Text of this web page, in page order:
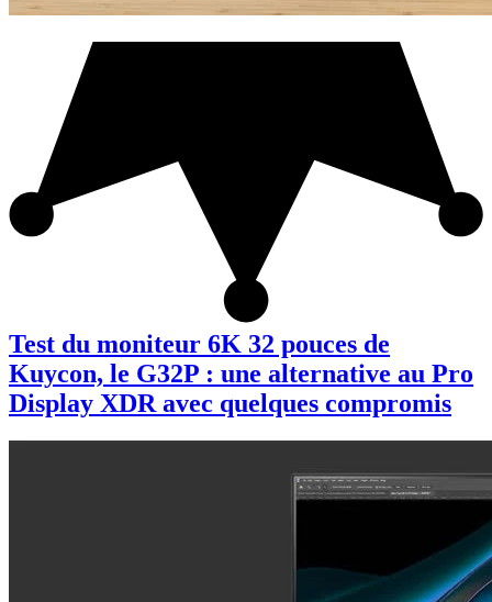
Test du moniteur 6K 32 pouces de
Kuycon, le G32P : une alternative au Pro
Display XDR avec quelques compromis